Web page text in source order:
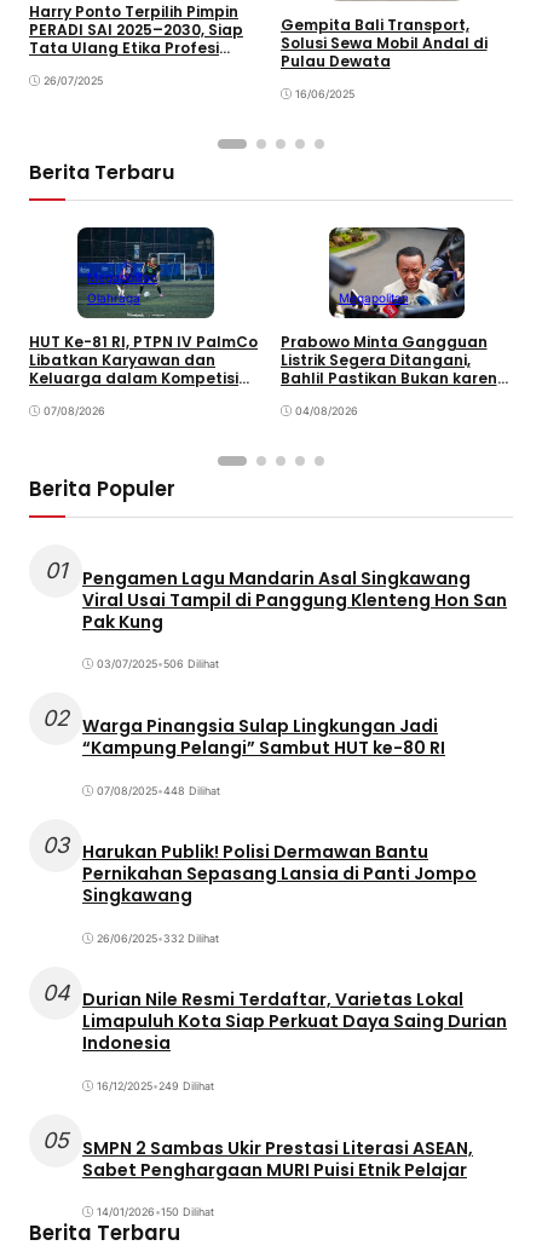
Harry Ponto Terpilih Pimpin
PERADI SAI 2025–2030, Siap
Tata Ulang Etika Profesi
26/07/2025
Gempita Bali Transport,
Solusi Sewa Mobil Andal di
Pulau Dewata
16/06/2025
Berita Terbaru
Megapolitan
Olahraga
HUT Ke-81 RI, PTPN IV PalmCo
Libatkan Karyawan dan
Keluarga dalam Kompetisi
07/08/2026
Megapolitan
Prabowo Minta Gangguan
Listrik Segera Ditangani,
Bahlil Pastikan Bukan karena
04/08/2026
Berita Populer
01
Pengamen Lagu Mandarin Asal Singkawang
Viral Usai Tampil di Panggung Klenteng Hon San
Pak Kung
03/07/2025•506 Dilihat
02 Warga Pinangsia Sulap Lingkungan Jadi
“Kampung Pelangi” Sambut HUT ke-80 RI
07/08/2025•448 Dilihat
03 Harukan Publik! Polisi Dermawan Bantu
Pernikahan Sepasang Lansia di Panti Jompo
Singkawang
26/06/2025•332 Dilihat
04 Durian Nile Resmi Terdaftar, Varietas Lokal
Limapuluh Kota Siap Perkuat Daya Saing Durian
Indonesia
16/12/2025•249 Dilihat
05 SMPN 2 Sambas Ukir Prestasi Literasi ASEAN,
Sabet Penghargaan MURI Puisi Etnik Pelajar
14/01/2026•150 Dilihat
Berita Terbaru